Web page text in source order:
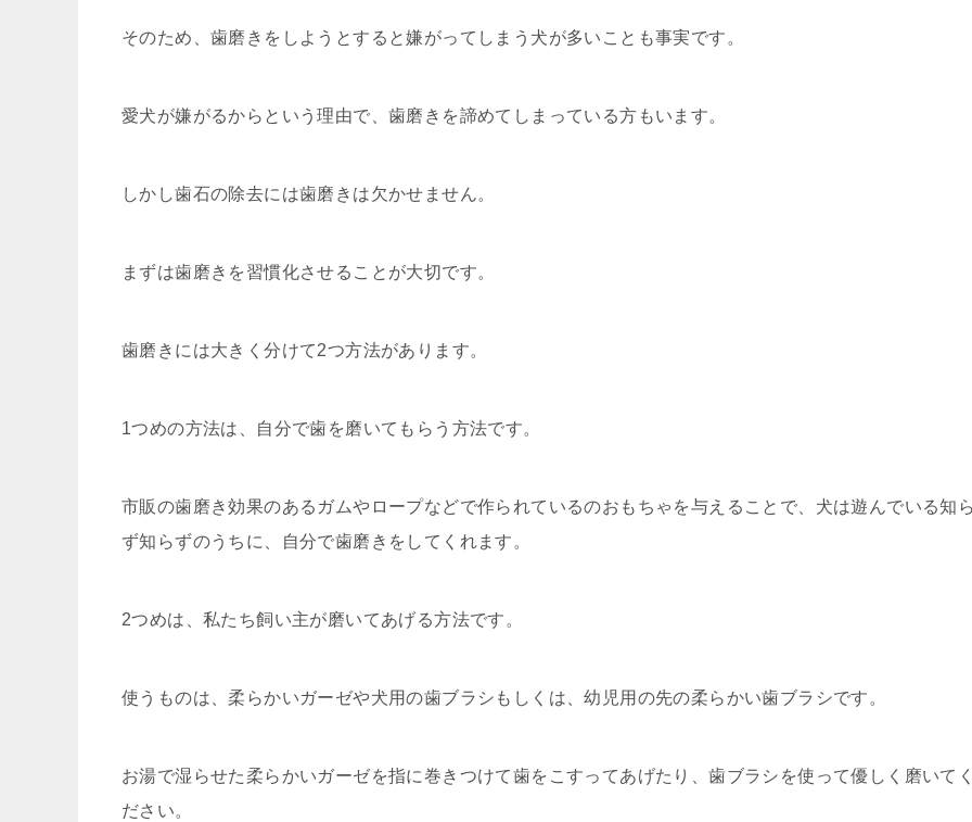
そのため、歯磨きをしようとすると嫌がってしまう犬が多いことも事実です。
愛犬が嫌がるからという理由で、歯磨きを諦めてしまっている方もいます。
しかし歯石の除去には歯磨きは欠かせません。
まずは歯磨きを習慣化させることが大切です。
歯磨きには大きく分けて2つ方法があります。
1つめの方法は、自分で歯を磨いてもらう方法です。
市販の歯磨き効果のあるガムやロープなどで作られているのおもちゃを与えることで、犬は遊んでいる知
ず知らずのうちに、自分で歯磨きをしてくれます。
2つめは、私たち飼い主が磨いてあげる方法です。
使うものは、柔らかいガーゼや犬用の歯ブラシもしくは、幼児用の先の柔らかい歯ブラシです。
お湯で湿らせた柔らかいガーゼを指に巻きつけて歯をこすってあげたり、歯ブラシを使って優しく磨いて
ださい。